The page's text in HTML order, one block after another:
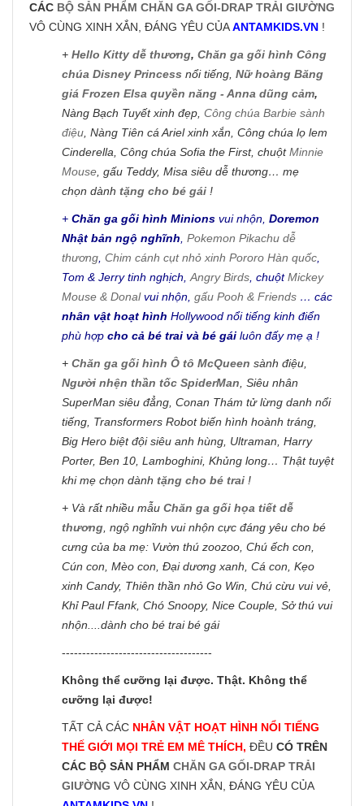
CÁC BỘ SẢN PHẨM CHĂN GA GỐI-DRAP TRẢI GIƯỜNG
VÔ CÙNG XINH XẮN, ĐÁNG YÊU CỦAANTAMKIDS.VN !
+ Hello Kitty dễ thương, Chăn ga gối hình Công
chúa Disney Princess nổi tiếng, Nữ hoàng Băng
giá Frozen Elsa quyền năng - Anna dũng cảm,
Nàng Bạch Tuyết xinh đẹp, Công chúa Barbie sành
điệu , Nàng Tiên cá Ariel xinh xắn, Công chúa lọ lem
Cinderella, Công chúa Sofia the First, chuộtMinnie
Mouse , gấu Teddy, Misa siêu dễ thương… mẹ
chọn dành tặng cho bé gái !
+ Chăn ga gối hình Minions vui nhộn, Doremon
Nhật bản ngộ nghĩnh Pokemon Pikachu dễ
thương Chim cánh cụt nhỏ xinh Pororo Hàn quốc
Tom & Jerry tinh nghịch, Angry Birds , chuộtMickey
Mouse & Donalvui nhộn, gấu Pooh & Friends … các
nhân vật hoạt hình Hollywood nổi tiếng kinh điển
phù hợp cho cả bé trai và bé gái luôn đấy mẹ ạ !
+ Chăn ga gối hình Ô tô McQueen sành điệu,
Người nhện thần tốc SpiderMan , Siêu nhân
SuperMan siêu đẳng, Conan Thám tử lừng danh nổi
tiếng, Transformers Robot biến hình hoành tráng,
Big Hero biệt đội siêu anh hùng, Ultraman, Harry
Porter, Ben 10, Lamboghini, Khủng long… Thật tuyệt
khi mẹ chọn dành tặng cho bé trai !
+ Và rất nhiều mẫu Chăn ga gối họa tiết dễ
thương , ngộ nghĩnh vui nhộn cực đáng yêu cho bé
cưng của ba mẹ: Vườn thú zoozoo, Chú ếch con,
Cún con, Mèo con, Đại dương xanh, Cá con, Kẹo
xinh Candy, Thiên thần nhỏ Go Win, Chú cừu vui vẻ,
Khỉ Paul Ffank, Chó Snoopy, Nice Couple, Sở thú vui
nhộn....dành cho bé trai bé gái
-------------------------------------
Không thể cưỡng lại được. Thật. Không thể
cưỡng lại được!
TẤT CẢ CÁC NHÂN VẬT HOẠT HÌNH NỔI TIẾNG
THẾ GIỚI MỌI TRẺ EM MÊ THÍCH, ĐỀU CÓ TRÊN
CÁC BỘ SẢN PHẨM CHĂN GA GỐI-DRAP TRẢI
GIƯỜNG VÔ CÙNG XINH XẮN, ĐÁNG YÊU CỦA